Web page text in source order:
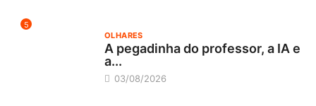
5
OLHARES
A pegadinha do professor, a IA e
a...
03/08/2026